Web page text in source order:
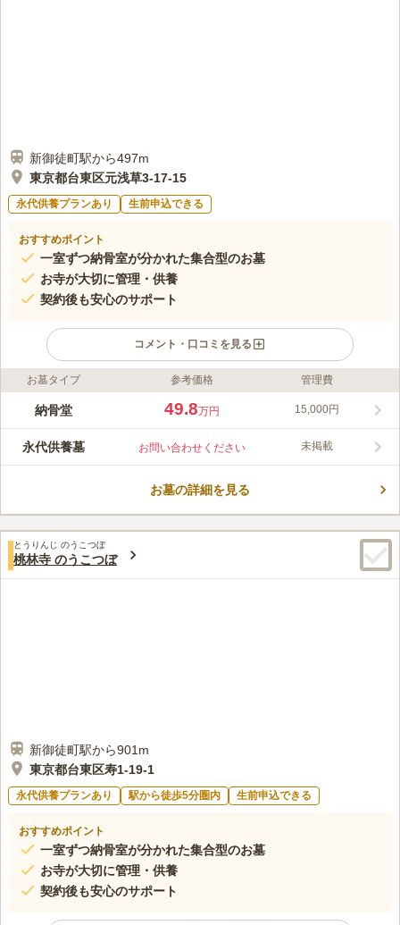
新御徒町駅から497m
東京都台東区元浅草3-17-15
永代供養プランあり 生前申込できる
おすすめポイント
一室ずつ納骨室が分かれた集合型のお墓
お寺が大切に管理・供養
契約後も安心のサポート
コメント・口コミを見る
ライフドット編集部のコメント
歓名寺のうこつぼは、開山380年の歴史を持つ歓名寺にある永代
創建したと言われています。外観はとても落ち着いており、清潔
感ある造りになっています。設備も充実しており、会食所・法要
す。管理が行き届いていますので、セキリティ―面も安心できま
この霊園はまだ誰からも評価されていません。
お墓タイプ 参考価格 管理費
納骨堂 49.8万円 15,000円
永代供養墓 お問い合わせください 未掲載
お墓の詳細を見る
とうりんじ のうこつぼ
桃林寺 のうこつぼ
新御徒町駅から901m
東京都台東区寿1-19-1
永代供養プランあり 駅から徒歩5分圏内 生前申込できる
おすすめポイント
一室ずつ納骨室が分かれた集合型のお墓
お寺が大切に管理・供養
契約後も安心のサポート